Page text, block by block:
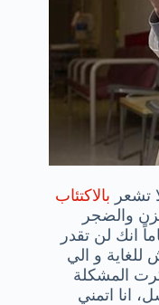
تشعر بالاكتئاب
والضجر
انك لن تقدر
و الي
المشكلة
انا اتمني